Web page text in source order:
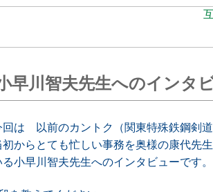
早川智夫先生へのインタ
回は 以前のカントク（関東特殊鉄鋼剣
初からとても忙しい事務を奥様の康代先
る小早川智夫先生へのインタビューです。